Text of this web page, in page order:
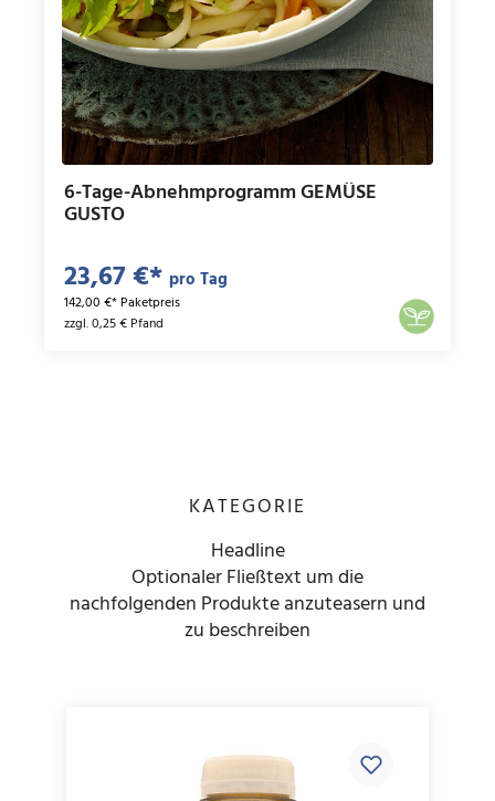
6-Tage-Abnehmprogramm GEMÜSE
GUSTO
23,67 €* pro Tag
142,00 €* Paketpreis
zzgl. 0,25 € Pfand
KATEGORIE
Headline
Optionaler Fließtext um die
nachfolgenden Produkte anzuteasern und
zu beschreiben